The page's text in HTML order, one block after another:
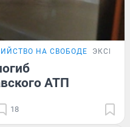
НА СВОБОДЕ
АТП
18